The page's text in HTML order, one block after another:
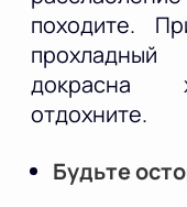
походите.
докрасна
отдохните.
Будьте